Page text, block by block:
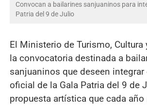
Convocan a bailarines sanjuaninos para
Patria del 9 de Julio
El Ministerio de Turismo, Cultura
la convocatoria destinada a
sanjuaninos que deseen integrar
oficial de la Gala Patria del 9 de
propuesta artística que cada año